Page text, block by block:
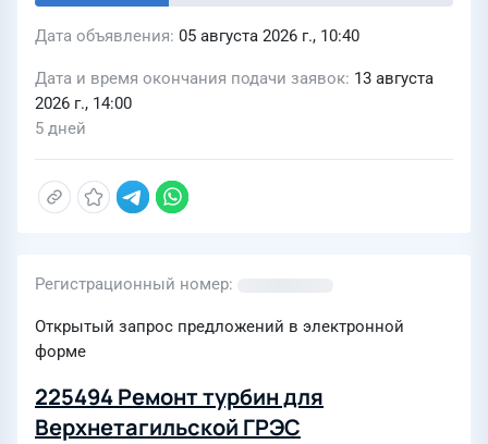
Дата объявления 05 августа 2026 г., 10:40
Дата и время окончания подачи заявок 13 августа
2026 г., 14:00
5 дней
Регистрационный номер
Открытый запрос предложений в электронной
форме
225494 Ремонт турбин для
Верхнетагильской ГРЭС